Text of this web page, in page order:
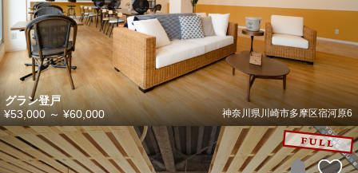
グラン登戸
神奈川県川崎市多摩区宿河原6
¥53,000～¥60,000